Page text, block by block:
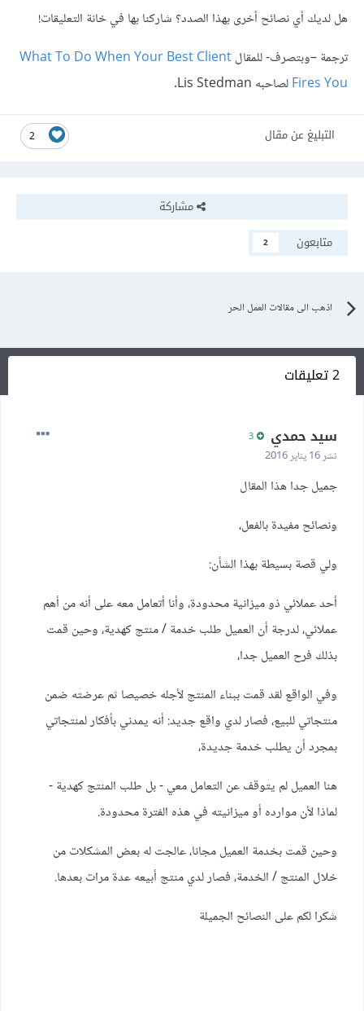
هل لديك أي نصائح أخرى بهذا الصدد؟ شاركنا بها في خانة التعليقات!
ترجمة –وبتصرف- للمقالWhat To Do When Your Best Client
Fires Youلصاحبه Lis Stedman.
2 التبليغ عن مقال
مشاركة
متابعون
2
اذهب الى مقالات العمل الحر
2 تعليقات
سيد حمدي
نشر16 يناير 2016
جميل جدا هذا المقال
ونصائح مفيدة بالفعل،
ولي قصة بسيطة بهذا الشأن:
أحد عملائي ذو ميزانية محدودة، وأنا أتعامل معه على أنه من أهم
عملائي، لدرجة أن العميل طلب خدمة / منتج كهدية، وحين قمت
بذلك فرح العميل جدا،
وفي الواقع لقد قمت ببناء المنتج لأجله خصيصا ثم عرضته ضمن
منتجاتي للبيع، فصار لدي واقع جديد: أنه يمدني بأفكار لمنتجاتي
بمجرد أن يطلب خدمة جديدة،
هنا العميل لم يتوقف عن التعامل معي - بل طلب المنتج كهدية -
لماذا لأن موارده أو ميزانيته في هذه الفترة محدودة.
وحين قمت بخدمة العميل مجانا، عالجت له بعض المشكلات من
خلال المنتج / الخدمة، فصار لدي منتج أبيعه عدة مرات بعدها.
شكرا لكم على النصائح الجميلة